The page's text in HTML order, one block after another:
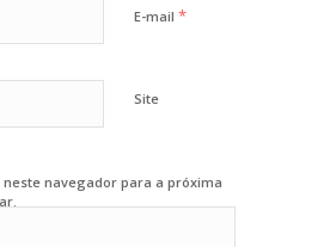
E-mail *
Site
navegador para a próxima